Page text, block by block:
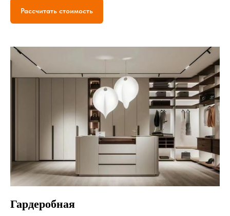
Рассчитать стоимость
Гардеробная